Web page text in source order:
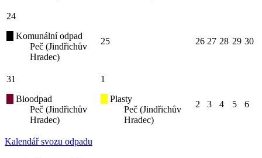
24
Komunální odpad
Peč (Jindřichův
Hradec)
25 26 27 28 29 30
31
Bioodpad
Peč (Jindřichův
Hradec)
1
Plasty
Peč (Jindřichův
Hradec)
2 3 4 5 6
Kalendář svozu odpadu